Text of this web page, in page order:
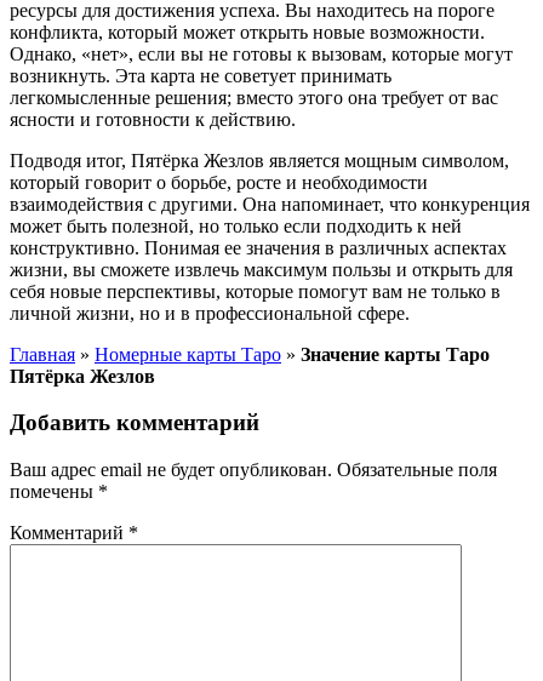
ресурсы для достижения успеха. Вы находитесь на пороге
конфликта, который может открыть новые возможности.
Однако, «нет», если вы не готовы к вызовам, которые могут
возникнуть. Эта карта не советует принимать
легкомысленные решения; вместо этого она требует от вас
ясности и готовности к действию.
Подводя итог, Пятёрка Жезлов является мощным символом,
который говорит о борьбе, росте и необходимости
взаимодействия с другими. Она напоминает, что конкуренция
может быть полезной, но только если подходить к ней
конструктивно. Понимая ее значения в различных аспектах
жизни, вы сможете извлечь максимум пользы и открыть для
себя новые перспективы, которые помогут вам не только в
личной жизни, но и в профессиональной сфере.
Главная » Номерные карты Таро » Значение карты Таро
Пятёрка Жезлов
Добавить комментарий
Ваш адрес email не будет опубликован. Обязательные поля
помечены *
Комментарий *